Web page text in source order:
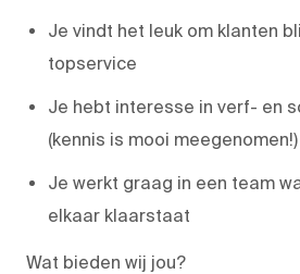
Je vindt het leuk om klanten
topservice
Je hebt interesse in verf- en
(kennis is mooi meegenomen!)
Je werkt graag in een team
elkaar klaarstaat
Wat bieden wij jou?